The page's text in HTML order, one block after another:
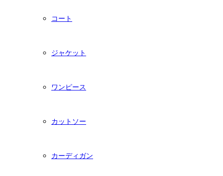
コート
ジャケット
ワンピース
カットソー
カーディガン